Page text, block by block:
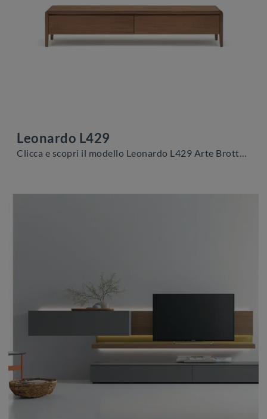
Leonardo L429
Clicca e scopri il modello Leonardo L429 Arte Brotto: questo mobile per la TV in legno è tra le più esclusive soluzioni per il soggiorno.